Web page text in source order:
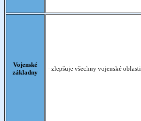
Vojenské
základny
- zlepšuje všechny vojenské oblasti